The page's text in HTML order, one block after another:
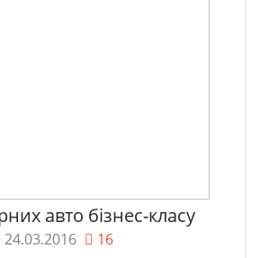
авто бізнес-класу
24.03.2016 16